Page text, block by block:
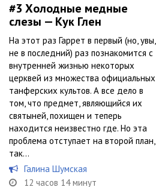
#3 Холодные медные
слезы — Кук Глен
На этот раз Гаррет в первый (но, увы,
не в последний) раз познакомится с
внутренней жизнью некоторых
церквей из множества официальных
танферских культов. А все дело в
том, что предмет, являющийся их
святыней, похищен и теперь
находится неизвестно где. Но эта
проблема отступает на второй план,
так...
Галина Шумская
12 часов 14 минут